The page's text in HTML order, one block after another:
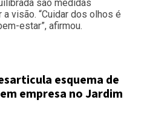
são medidas
visão. “Cuidar dos olhos é
estar”, afirmou.
esquema de
empresa no Jardim